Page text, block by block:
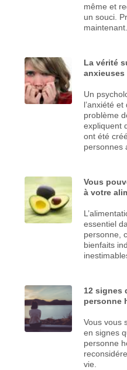
même et
un souci.
maintenant.
La vérité
anxieuses
Un
l’anxiété
problème
expliquent
ont été
personnes
Vous
à votre
essentiel
personne,
bienfaits
12 signes
personne
Vous vous
en signes
personne
vie.